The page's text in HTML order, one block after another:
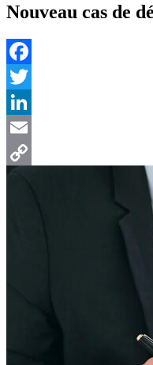
Nouveau cas de
Facebook
Twitter
LinkedIn
Email